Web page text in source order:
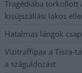
Tragédiába torkollott
kisújszállási lakos
Hatalmas lángok
Vízitraffipax a Tisza-
a száguldozást